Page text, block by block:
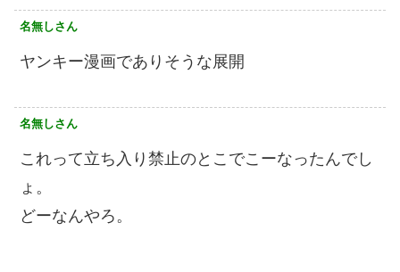
名無しさん
ヤンキー漫画でありそうな展開
名無しさん
これって立ち入り禁止のとこでこーなったんでし
ょ。
どーなんやろ。